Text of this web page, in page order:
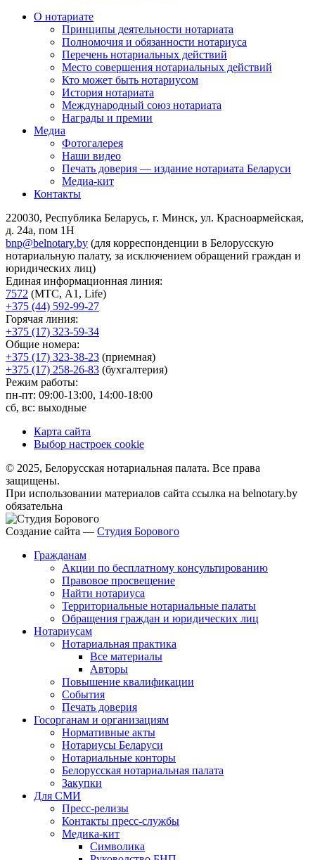
О нотариате
Принципы деятельности нотариата
Полномочия и обязанности нотариуса
Перечень нотариальных действий
Место совершения нотариальных действий
Кто может быть нотариусом
История нотариата
Международный союз нотариата
Награды и премии
Медиа
Фотогалерея
Наши видео
Печать доверия — издание нотариата Беларуси
Медиа-кит
Контакты
220030, Республика Беларусь, г. Минск, ул. Красноармейская,
д. 24а, пом 1Н
bnp@belnotary.by (для корреспонденции в Белорусскую
нотариальную палату, за исключением обращений граждан и
юридических лиц)
Единая информационная линия:
7572 (МТС, A1, Life)
+375 (44) 592-99-27
Горячая линия:
+375 (17) 323-59-34
Общие номера:
+375 (17) 323-38-23 (приемная)
+375 (17) 258-26-83 (бухгалтерия)
Режим работы:
пн-пт: 09:00-13:00, 14:00-18:00
сб, вс: выходные
Карта сайта
Выбор настроек cookie
© 2025, Белорусская нотариальная палата. Все права
защищены.
При использовании материалов сайта ссылка на belnotary.by
обязательна
Создание сайта — Студия Борового
Гражданам
Акции по бесплатному консультированию
Правовое просвещение
Найти нотариуса
Территориальные нотариальные палаты
Обращения граждан и юридических лиц
Нотариусам
Нотариальная практика
Все материалы
Авторы
Повышение квалификации
События
Печать доверия
Госорганам и организациям
Нормативные акты
Нотариусы Беларуси
Нотариальные конторы
Белорусская нотариальная палата
Закупки
Для СМИ
Пресс-релизы
Контакты пресс-службы
Медика-кит
Символика